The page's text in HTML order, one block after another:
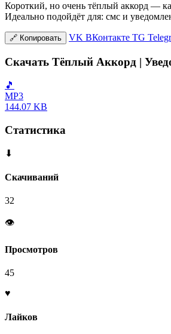
Короткий, но очень тёплый аккорд —
Идеально подойдёт для: смс и
🔗 Копировать VK ВКонтакте TG
Скачать Тёплый Аккорд |
🎵
MP3
144.07 KB
Статистика
⬇
Скачиваний
32
👁
Просмотров
45
♥
Лайков